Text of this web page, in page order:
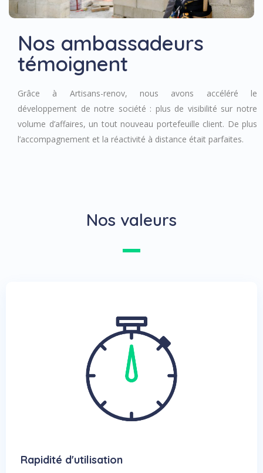
Nos ambassadeurs
témoignent
Grâce à Artisans-renov, nous avons accéléré le
développement de notre société : plus de visibilité sur notre
volume d’affaires, un tout nouveau portefeuille client. De plus
l’accompagnement et la réactivité à distance était parfaites.
Nos valeurs
Rapidité d'utilisation